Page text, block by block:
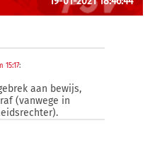
15:17:
aan bewijs,
(vanwege in